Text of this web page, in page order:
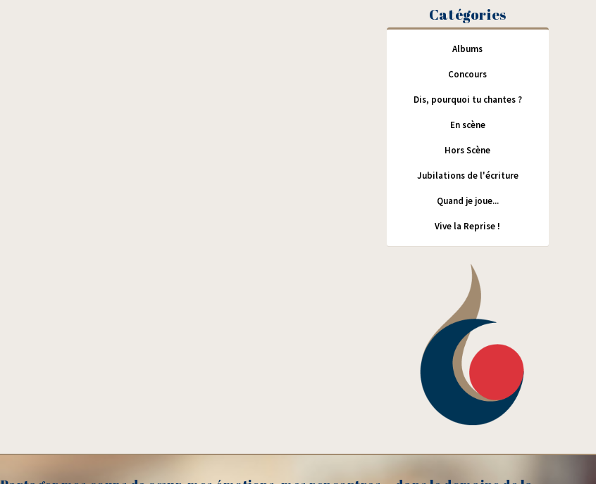
Catégories
Albums
Concours
Dis, pourquoi tu chantes ?
En scène
Hors Scène
Jubilations de l'écriture
Quand je joue...
Vive la Reprise !